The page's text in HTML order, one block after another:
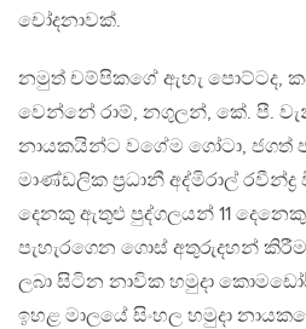
චෝදනාවක්.
නමුත් චම්පිකගේ ඇහැ පොට්ටද,
වෙන්නේ රාම්, නගුලන්, කේ. පී.
නායකයින්ට වගේම ගෝටා, ජගත්
මාණ්ඩලික ප්‍රධානී අද්මිරාල්
දෙනකු ඇතුළු පුද්ගලයන් 11
පැහැරගෙන ගොස් අතුරුදහන්
ලබා සිටින නාවික හමුදා
ඉහළ මාලයේ සිංහල හමුදා